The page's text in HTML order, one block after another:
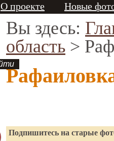
О проекте Новые
Вы здесь:
область >
Подпишитесь на старые